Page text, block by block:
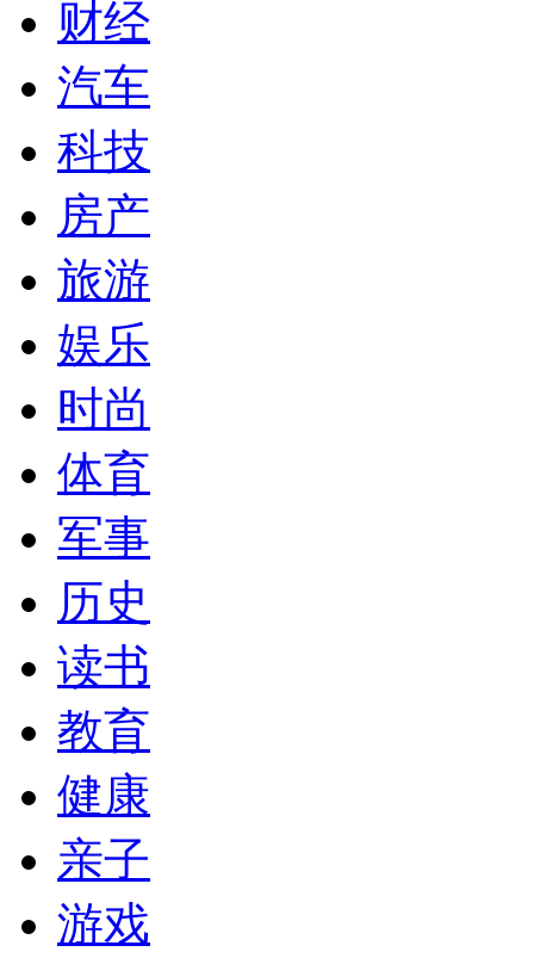
财经
汽车
科技
房产
旅游
娱乐
时尚
体育
军事
历史
读书
教育
健康
亲子
游戏